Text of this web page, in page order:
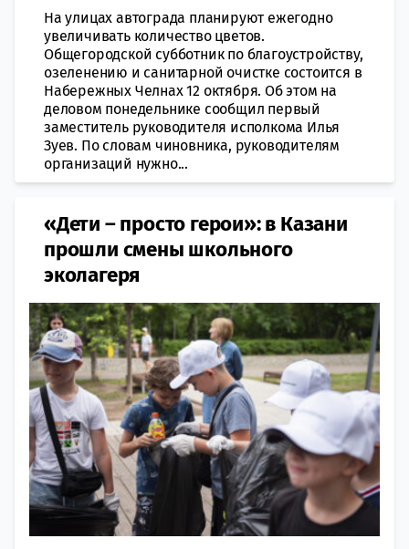
На улицах автограда планируют ежегодно
увеличивать количество цветов.
Общегородской субботник по благоустройству,
озеленению и санитарной очистке состоится в
Набережных Челнах 12 октября. Об этом на
деловом понедельнике сообщил первый
заместитель руководителя исполкома Илья
Зуев. По словам чиновника, руководителям
организаций нужно...
«Дети – просто герои»: в Казани
прошли смены школьного
эколагеря